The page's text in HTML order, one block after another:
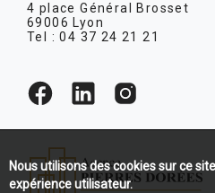
4 place Général
69006 Lyon
Tel :04 37 24 21 21
Nous utilisons des cookies sur ce
expérience utilisateur.